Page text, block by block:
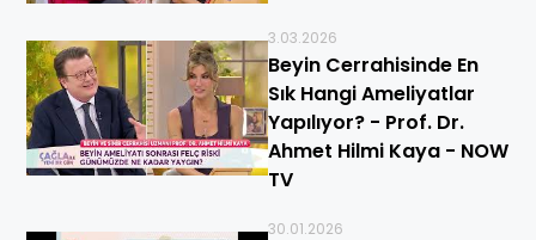
3.03.2026
Beyin Cerrahisinde En
Sık Hangi Ameliyatlar
Yapılıyor? - Prof. Dr.
Ahmet Hilmi Kaya - NOW
TV
30.01.2026